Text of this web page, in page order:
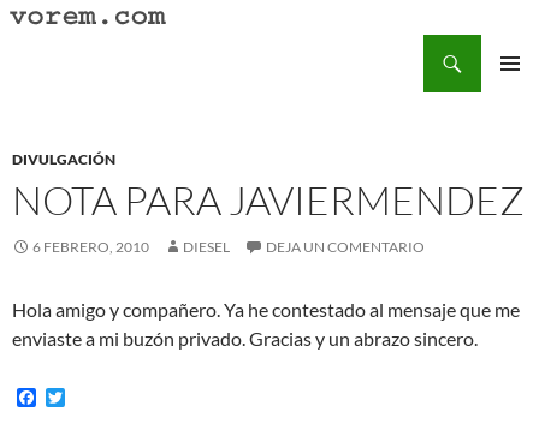
Saltar
DIVULGACIÓN
NOTA PARA JAVIERMENDEZ
6 FEBRERO, 2010 DIESEL DEJA UN COMENTARIO
Hola amigo y compañero. Ya he contestado al mensaje que me
enviaste a mi buzón privado. Gracias y un abrazo sincero.
F